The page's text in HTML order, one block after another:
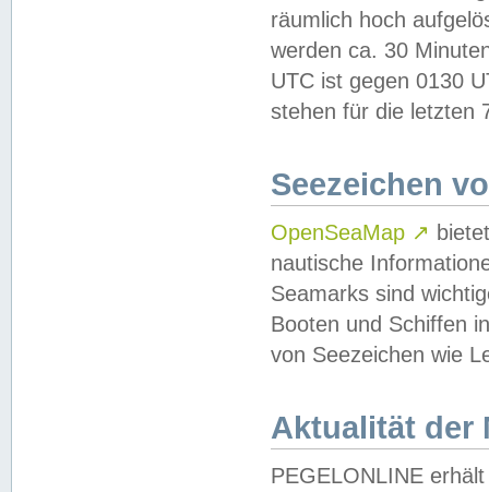
räumlich hoch
werden ca. 30
UTC ist gegen 0130
stehen für die letzten
Seezeichen
OpenSeaMap ↗
nautische
Seamarks sind
Booten und Schiffen
von Seezeichen wie
Aktualität der
PEGELONLINE